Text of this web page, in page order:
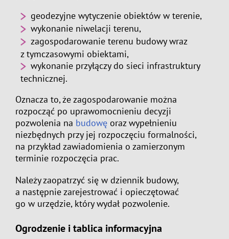
geodezyjne wytyczenie obiektów w terenie,
wykonanie niwelacji terenu,
zagospodarowanie terenu budowy wraz
z tymczasowymi obiektami,
wykonanie przyłączy do sieci infrastruktury
technicznej.
Oznacza to, że zagospodarowanie można
rozpocząć po uprawomocnieniu decyzji
pozwolenia na budowę oraz wypełnieniu
niezbędnych przy jej rozpoczęciu formalności,
na przykład zawiadomienia o zamierzonym
terminie rozpoczęcia prac.
Należy zaopatrzyć się w dziennik budowy,
a następnie zarejestrować i opieczętować
go w urzędzie, który wydał pozwolenie.
Ogrodzenie i tablica informacyjna